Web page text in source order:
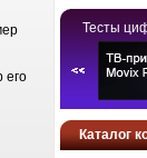
Тесты
Каталог
его